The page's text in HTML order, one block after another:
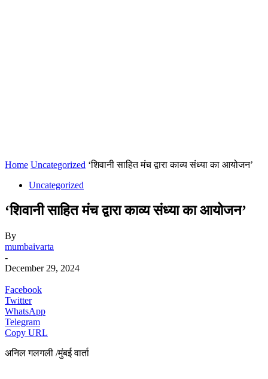
Home Uncategorized ‘शिवानी साहित मंच द्वारा काव्य संध्या का आयोजन’
Uncategorized
‘शिवानी साहित मंच द्वारा काव्य संध्या का आयोजन’
By
mumbaivarta
-
December 29, 2024
Facebook
Twitter
WhatsApp
Telegram
Copy URL
अनिल गलगली /मुंबई वार्ता